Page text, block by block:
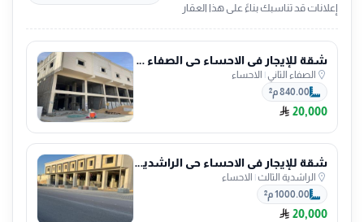
إعلانات قد تناسبك بناءً على هذا العقار
شقة للإيجار في الاحساء حي الصفاء الثاني
الصفاء الثاني| الاحساء
840.00 م²
20,000
شقة للإيجار في الاحساء حي الراشدية الثالث
الراشدية الثالث| الاحساء
1000.00 م²
20,000